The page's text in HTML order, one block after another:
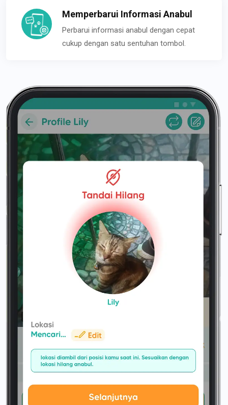
Memperbarui Informasi Anabul
Perbarui informasi anabul dengan cepat
cukup dengan satu sentuhan tombol.